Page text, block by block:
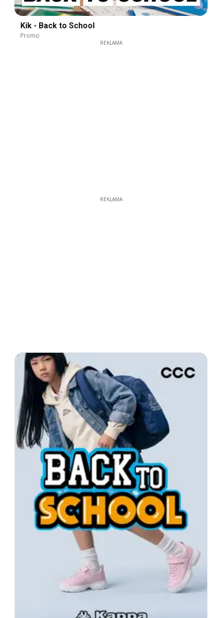
Kik - Back to School
Promo
REKLAMA
REKLAMA